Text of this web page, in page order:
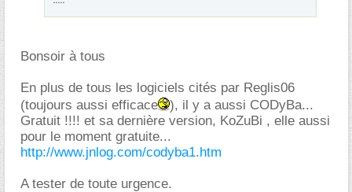
Bonsoir à tous
En plus de tous les logiciels cités par Reglis06
(toujours aussi efficace
), il y a aussi CODyBa...
Gratuit !!!! et sa dernière version, KoZuBi , elle aussi
pour le moment gratuite...
http://www.jnlog.com/codyba1.htm
A tester de toute urgence.